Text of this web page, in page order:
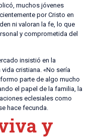
muchos jóvenes
por Cristo en
ni valoran la fe, lo que
y comprometida del
insistió en la
cristiana. «No sería
parte de algo mucho
el papel de la familia, la
eclesiales como
hace fecunda.
y